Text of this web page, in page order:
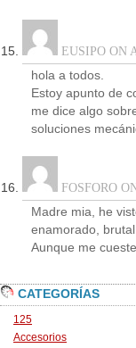
EUSIPO ON
hola a todos.
Estoy apunto de
me dice algo
soluciones
FOSFORO
Madre mia, he
enamorado,
Aunque me
CATEGORÍAS
125
Accesorios